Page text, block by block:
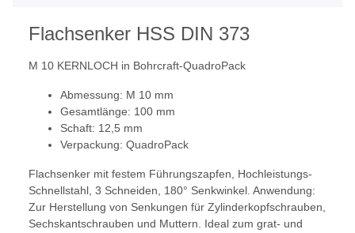
Flachsenker HSS DIN 373
M 10 KERNLOCH in Bohrcraft-QuadroPack
Abmessung: M 10 mm
Gesamtlänge: 100 mm
Schaft: 12,5 mm
Verpackung: QuadroPack
Flachsenker mit festem Führungszapfen, Hochleistungs-
Schnellstahl, 3 Schneiden, 180° Senkwinkel. Anwendung:
Zur Herstellung von Senkungen für Zylinderkopfschrauben,
Sechskantschrauben und Muttern. Ideal zum grat- und